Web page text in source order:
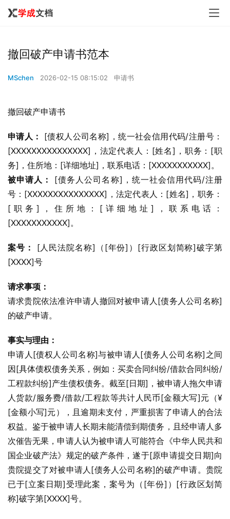
撤回破产申请书范本
MSchen 2026-02-15 08:15:02 申请书
撤回破产申请书
申请人：
[债权人公司名称]，统一社会信用代码/注册号：
[XXXXXXXXXXXXXXX]，法定代表人：[姓名]，职务：[职
务]，住所地：[详细地址]，联系电话：[XXXXXXXXXXX]。
被申请人：
[债务人公司名称]，统一社会信用代码/注册
号：[XXXXXXXXXXXXXXX]，法定代表人：[姓名]，职务：
[职务]，住所地：[详细地址]，联系电话：
[XXXXXXXXXXX]。
案号：
[人民法院名称]（[年份]）[行政区划简称]破字第
[XXXX]号
请求事项：
请求贵院依法准许申请人撤回对被申请人[债务人公司名称]
的破产申请。
事实与理由：
申请人[债权人公司名称]与被申请人[债务人公司名称]之间
因[具体债权债务关系，例如：买卖合同纠纷/借款合同纠纷/
工程款纠纷]产生债权债务。截至[日期]，被申请人拖欠申请
人货款/服务费/借款/工程款等共计人民币[金额大写]元（¥
[金额小写]元），且逾期未支付，严重损害了申请人的合法
权益。鉴于被申请人长期未能清偿到期债务，且经申请人多
次催告无果，申请人认为被申请人可能符合《中华人民共和
国企业破产法》规定的破产条件，遂于[原申请提交日期]向
贵院提交了对被申请人[债务人公司名称]的破产申请。贵院
已于[立案日期]受理此案，案号为（[年份]）[行政区划简
称]破字第[XXXX]号。